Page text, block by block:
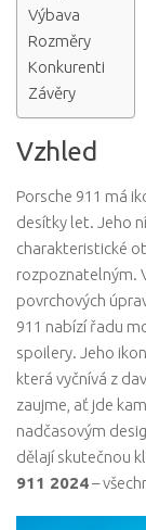
Výbava
Rozměry
Konkurenti
Závěry
Vzhled
Porsche 911 má
desítky let. Jeho
charakteristické
rozpoznatelným.
povrchových
911 nabízí řadu
spoilery. Jeho
která vyčnívá z
zaujme, ať jde
nadčasovým
dělají skutečnou
911 2024–